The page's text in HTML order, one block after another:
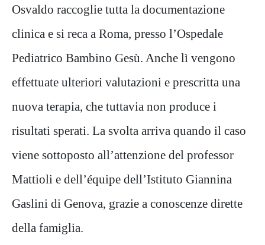
Osvaldo raccoglie tutta la documentazione
clinica e si reca a Roma, presso l’Ospedale
Pediatrico Bambino Gesù. Anche lì vengono
effettuate ulteriori valutazioni e prescritta una
nuova terapia, che tuttavia non produce i
risultati sperati. La svolta arriva quando il caso
viene sottoposto all’attenzione del professor
Mattioli e dell’équipe dell’Istituto Giannina
Gaslini di Genova, grazie a conoscenze dirette
della famiglia.